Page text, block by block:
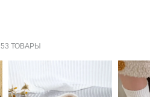
53 ТОВАРЫ